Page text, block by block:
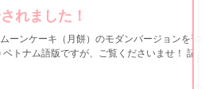
れました！
ンケーキ（月餅）のモダンバージョンを習い